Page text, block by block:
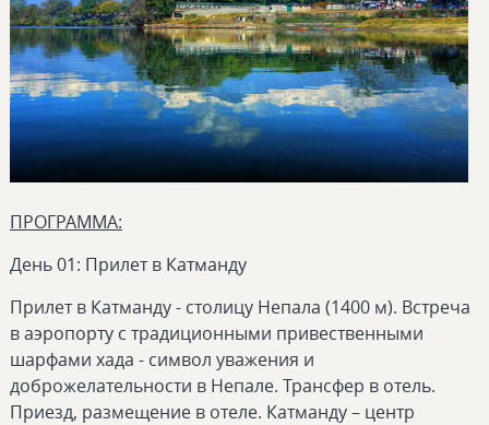
ПРОГРАММА:
День 01: Прилет в Катманду
Прилет в Катманду - столицу Непала (1400 м). Встреча
в аэропорту с традиционными привественными
шарфами хада - символ уважения и
доброжелательности в Непале. Трансфер в отель.
Приезд, размещение в отеле. Катманду – центр